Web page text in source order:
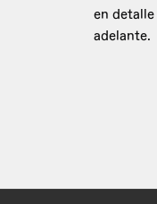
en
adelante.